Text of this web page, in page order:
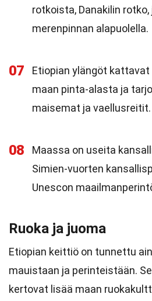
rotkoista, Danakilin
merenpinnan alapuolella.
07
Etiopian ylängöt
maan pinta-alasta ja
maisemat ja vaellusreitit.
08
Maassa on useita
Simien-vuorten
Unescon
Ruoka ja juoma
Etiopian keittiö on tunnettu
mauistaan ja perinteistään.
kertovat lisää maan